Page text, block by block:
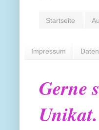
Startseite
Impressum
Gerne